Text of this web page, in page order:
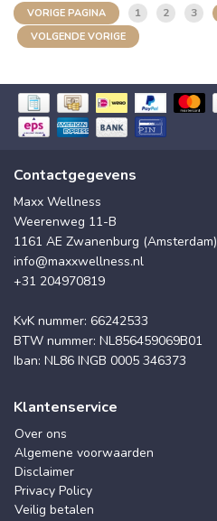
VORIGE PAGINA 1 2 3
VOLGENDE VORIGE
Contactgegevens
Maxx Wellness
Weerenweg 11-B
1161 AE Zwanenburg (Amsterdam)
info@maxxwellness.nl
+31 204970819
KvK nummer: 66242533
BTW nummer: NL856459069B01
Iban: NL86 INGB 0005 346373
Klantenservice
Over ons
Algemene voorwaarden
Disclaimer
Privacy Policy
Veilig betalen